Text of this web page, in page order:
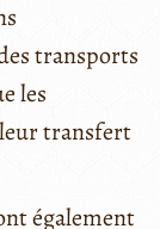
transports
les
transfert
également